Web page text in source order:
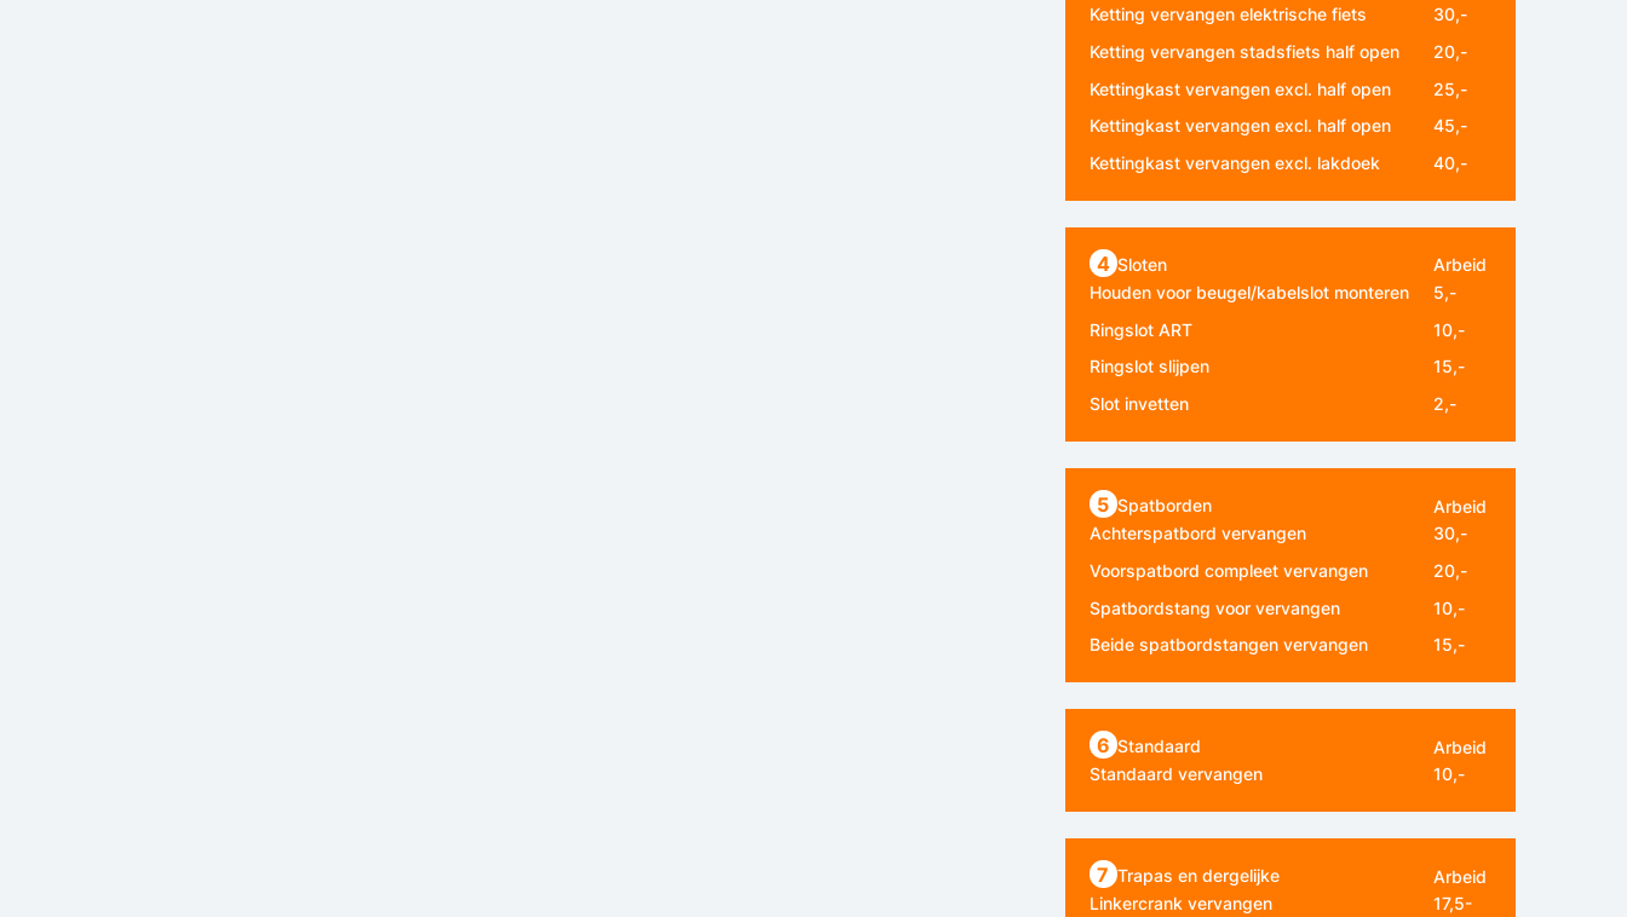
Ketting vervangen elektrische fiets
30,-
Ketting vervangen stadsfiets half open
20,-
Kettingkast vervangen excl. half open
25,-
Kettingkast vervangen excl. half open
45,-
Kettingkast vervangen excl. lakdoek
40,-
4 Sloten
Arbeid
Houden voor beugel/kabelslot monteren
5,-
Ringslot ART
10,-
Ringslot slijpen
15,-
Slot invetten
2,-
5 Spatborden
Arbeid
Achterspatbord vervangen
30,-
Voorspatbord compleet vervangen
20,-
Spatbordstang voor vervangen
10,-
Beide spatbordstangen vervangen
15,-
6 Standaard
Arbeid
Standaard vervangen
10,-
7 Trapas en dergelijke
Arbeid
Linkercrank vervangen
17,5-